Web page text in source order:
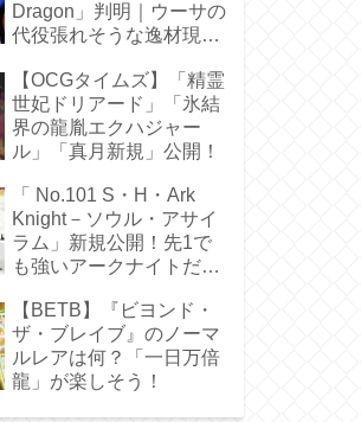
Dragon」判明｜ウーサの
代役張れそうな逸材現
【OCGタイムズ】「精霊
世妃ドリアード」「氷結
界の龍胤エクハジャー
ル」「真月新規」公開！
「 No.101 S・H・Ark
Knight－ソウル・アサイ
ラム」新規公開！先1で
も強いアークナイトだ
【BETB】『ビヨンド・
ザ・ブレイブ』のノーマ
ルレアは何？「一日万倍
龍」が楽しそう！